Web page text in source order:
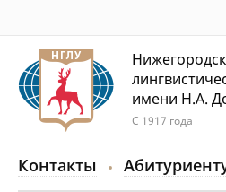
имени Н.А.
С 1917 года
Контакты